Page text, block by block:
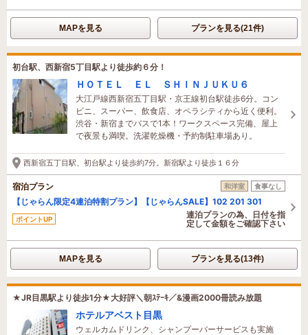
MAPを見る プランを見る(21件)
初台駅、西新宿5丁目駅より徒歩約６分！
ＨＯＴＥＬ ＥＬ ＳＨＩＮＪＵＫＵ６
大江戸線西新宿五丁目駅・京王線初台駅徒歩6分。コン
ビニ、スーパー、飲食店、オペラシティから近く便利。
渋谷・新宿までバスで1本！ワークスペース完備、屋上
で夜景も満喫。洗濯乾燥機・予約制駐車場あり。
西新宿五丁目駅、初台駅より徒歩約7分。新宿駅より徒歩１６分
宿泊プラン 和洋室 食事なし
【じゃらん限定4連泊特割プラン】【じゃらんSALE】102 201 301
ポイントUP
連泊プランの為、日付を指
定して金額をご確認下さい
MAPを見る プランを見る(13件)
★JR目黒駅より徒歩1分★大好評＼朝ｽﾃｰｷ／&漫画2000冊読み放題
ホテルアベスト目黒
ウェルカムドリンク、シャンプーバーサービスも実施